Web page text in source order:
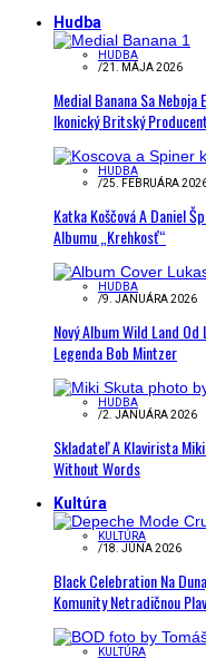
Hudba
HUDBA
/21. MÁJA 2026
Medial Banana Sa
Ikonický Britský
HUDBA
/25. FEBRUÁRA
Katka Koščová A Daniel
Albumu „Krehkosť“
HUDBA
/9. JANUÁRA 2026
Nový Album Wild Land
Legenda Bob Mintzer
HUDBA
/2. JANUÁRA 2026
Skladateľ A Klavirista
Without Words
Kultúra
KULTÚRA
/18. JÚNA 2026
Black Celebration Na
Komunity Netradičnou
KULTÚRA